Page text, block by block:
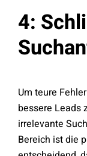
4:
Um teure
bessere Leads
irrelevante
Bereich ist die